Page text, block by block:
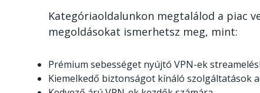
Kategóriaoldalunkon megtalálod a piac
megoldásokat ismerhetsz meg, mint:
Prémium sebességet nyújtó VPN-ek
Kiemelkedő biztonságot kínáló szolgáltatások